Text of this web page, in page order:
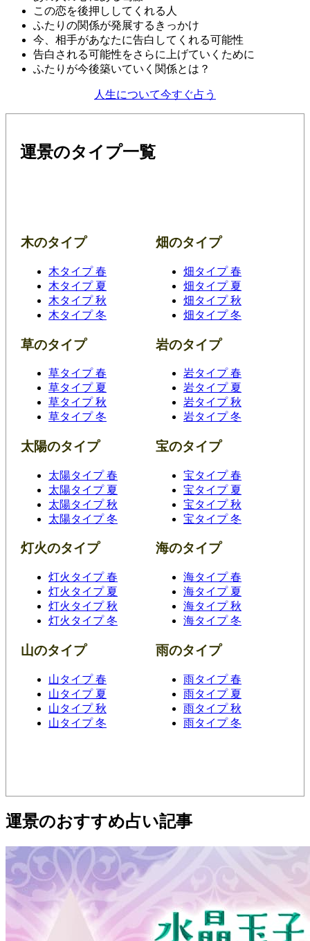
この恋を後押ししてくれる人
ふたりの関係が発展するきっかけ
今、相手があなたに告白してくれる可能性
告白される可能性をさらに上げていくために
ふたりが今後築いていく関係とは？
人生について今すぐ占う
運景のタイプ一覧
木のタイプ
木タイプ 春
木タイプ 夏
木タイプ 秋
木タイプ 冬
草のタイプ
草タイプ 春
草タイプ 夏
草タイプ 秋
草タイプ 冬
太陽のタイプ
太陽タイプ 春
太陽タイプ 夏
太陽タイプ 秋
太陽タイプ 冬
灯火のタイプ
灯火タイプ 春
灯火タイプ 夏
灯火タイプ 秋
灯火タイプ 冬
山のタイプ
山タイプ 春
山タイプ 夏
山タイプ 秋
山タイプ 冬
畑のタイプ
畑タイプ 春
畑タイプ 夏
畑タイプ 秋
畑タイプ 冬
岩のタイプ
岩タイプ 春
岩タイプ 夏
岩タイプ 秋
岩タイプ 冬
宝のタイプ
宝タイプ 春
宝タイプ 夏
宝タイプ 秋
宝タイプ 冬
海のタイプ
海タイプ 春
海タイプ 夏
海タイプ 秋
海タイプ 冬
雨のタイプ
雨タイプ 春
雨タイプ 夏
雨タイプ 秋
雨タイプ 冬
運景のおすすめ占い記事